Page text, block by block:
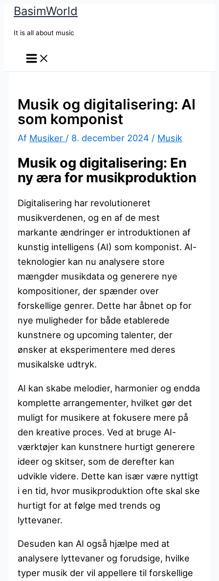
BasimWorld
It is all about music
Musik og digitalisering: AI
som komponist
Af Musiker / 8. december 2024 / Musik
Musik og digitalisering: En
ny æra for musikproduktion
Digitalisering har revolutioneret
musikverdenen, og en af de mest
markante ændringer er introduktionen af
kunstig intelligens (AI) som komponist. AI-
teknologier kan nu analysere store
mængder musikdata og generere nye
kompositioner, der spænder over
forskellige genrer. Dette har åbnet op for
nye muligheder for både etablerede
kunstnere og upcoming talenter, der
ønsker at eksperimentere med deres
musikalske udtryk.
AI kan skabe melodier, harmonier og endda
komplette arrangementer, hvilket gør det
muligt for musikere at fokusere mere på
den kreative proces. Ved at bruge AI-
værktøjer kan kunstnere hurtigt generere
ideer og skitser, som de derefter kan
udvikle videre. Dette kan især være nyttigt
i en tid, hvor musikproduktion ofte skal ske
hurtigt for at følge med trends og
lyttevaner.
Desuden kan AI også hjælpe med at
analysere lyttevaner og forudsige, hvilke
typer musik der vil appellere til forskellige